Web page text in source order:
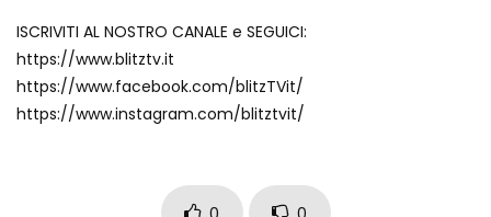
Auto coperta dal letame dopo
incidente
ISCRIVITI AL NOSTRO CANALE e SEGUICI:
https://www.blitztv.it
https://www.facebook.com/blitzTVit/
https://www.instagram.com/blitztvit/